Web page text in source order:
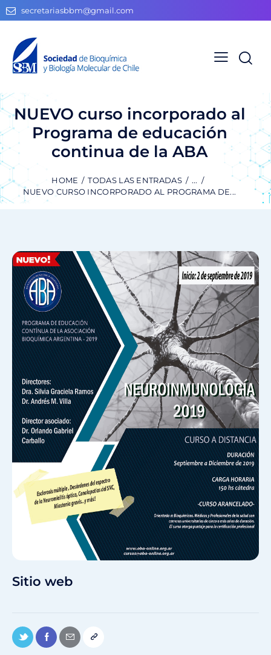
secretariasbbm@gmail.com
NUEVO curso incorporado al
Programa de educación
continua de la ABA
HOME TODAS LAS ENTRADAS
...
NUEVO CURSO INCORPORADO AL PROGRAMA DE...
Sitio web